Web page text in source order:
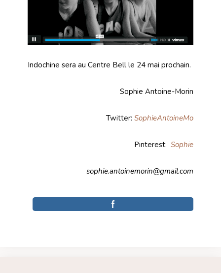
Indochine sera au Centre Bell le 24 mai prochain.
Sophie Antoine-Morin
Twitter: SophieAntoineMo
Pinterest: Sophie
sophie.antoinemorin@gmail.com